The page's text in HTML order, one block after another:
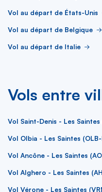
Vol au départ de États-Unis
Vol au départ de Belgique
Vol au départ de Italie
Vols entre
Vol Saint-Denis - Les Saintes
Vol Olbia - Les Saintes (OLB-
Vol Ancône - Les Saintes
Vol Alghero - Les Saintes
Vol Vérone - Les Saintes